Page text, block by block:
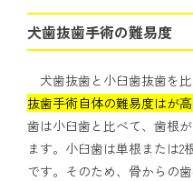
犬歯抜歯手術の難易度
犬歯抜歯と小臼歯抜歯を比
抜歯手術自体の難易度はが高
歯は小臼歯と比べて、歯根
ます。小臼歯は単根または
です。そのため、骨からの